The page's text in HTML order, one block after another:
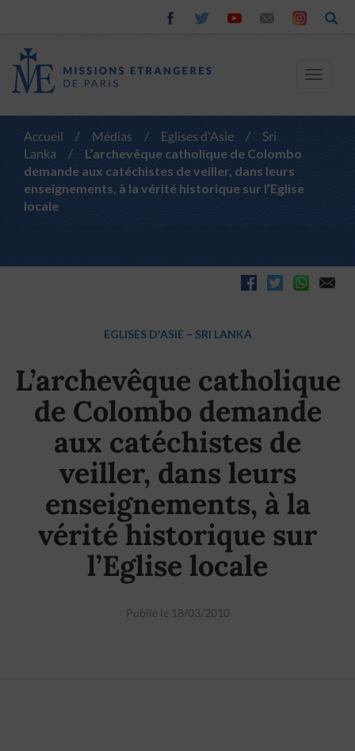
Toggle
Accueil / Médias / Eglises d'Asie /
Sri
Lanka
/
L’archevêque catholique de Colombo
demande aux catéchistes de veiller, dans leurs
enseignements, à la vérité historique sur l’Eglise
locale
EGLISES D'ASIE – SRI LANKA
L’archevêque catholique
de Colombo demande
aux catéchistes de
veiller, dans leurs
enseignements, à la
vérité historique sur
l’Eglise locale
Publié le 18/03/2010